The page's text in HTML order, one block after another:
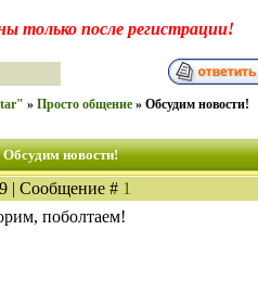
только после регистрации!
» Просто общение » Обсудим новости!
Обсудим новости!
| Сообщение # 1
поболтаем!